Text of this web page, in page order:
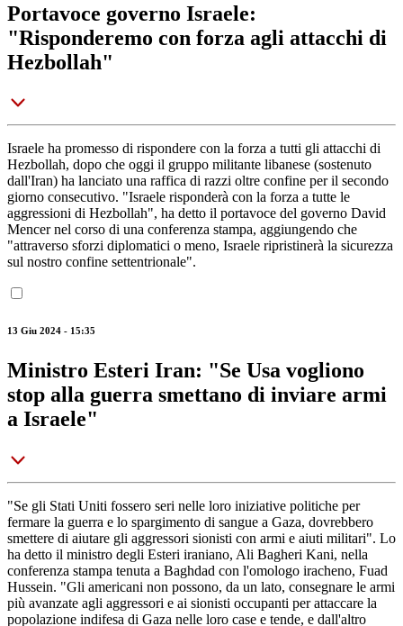
Portavoce governo Israele:
"Risponderemo con forza agli attacchi di
Hezbollah"
Israele ha promesso di rispondere con la forza a tutti gli attacchi di
Hezbollah, dopo che oggi il gruppo militante libanese (sostenuto
dall'Iran) ha lanciato una raffica di razzi oltre confine per il secondo
giorno consecutivo. "Israele risponderà con la forza a tutte le
aggressioni di Hezbollah", ha detto il portavoce del governo David
Mencer nel corso di una conferenza stampa, aggiungendo che
"attraverso sforzi diplomatici o meno, Israele ripristinerà la sicurezza
sul nostro confine settentrionale".
13 Giu 2024 - 15:35
Ministro Esteri Iran: "Se Usa vogliono
stop alla guerra smettano di inviare armi
a Israele"
"Se gli Stati Uniti fossero seri nelle loro iniziative politiche per
fermare la guerra e lo spargimento di sangue a Gaza, dovrebbero
smettere di aiutare gli aggressori sionisti con armi e aiuti militari". Lo
ha detto il ministro degli Esteri iraniano, Ali Bagheri Kani, nella
conferenza stampa tenuta a Baghdad con l'omologo iracheno, Fuad
Hussein. "Gli americani non possono, da un lato, consegnare le armi
più avanzate agli aggressori e ai sionisti occupanti per attaccare la
popolazione indifesa di Gaza nelle loro case e tende, e dall'altro